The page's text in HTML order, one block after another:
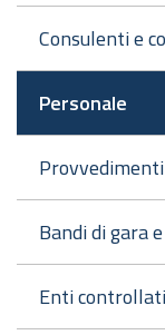
Consulenti e
Personale
Provvedimenti
Bandi di gara
Enti controllati